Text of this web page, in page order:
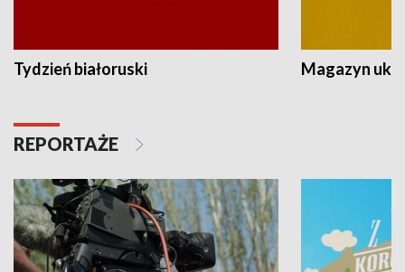
Tydzień białoruski Magazyn
REPORTAŻE